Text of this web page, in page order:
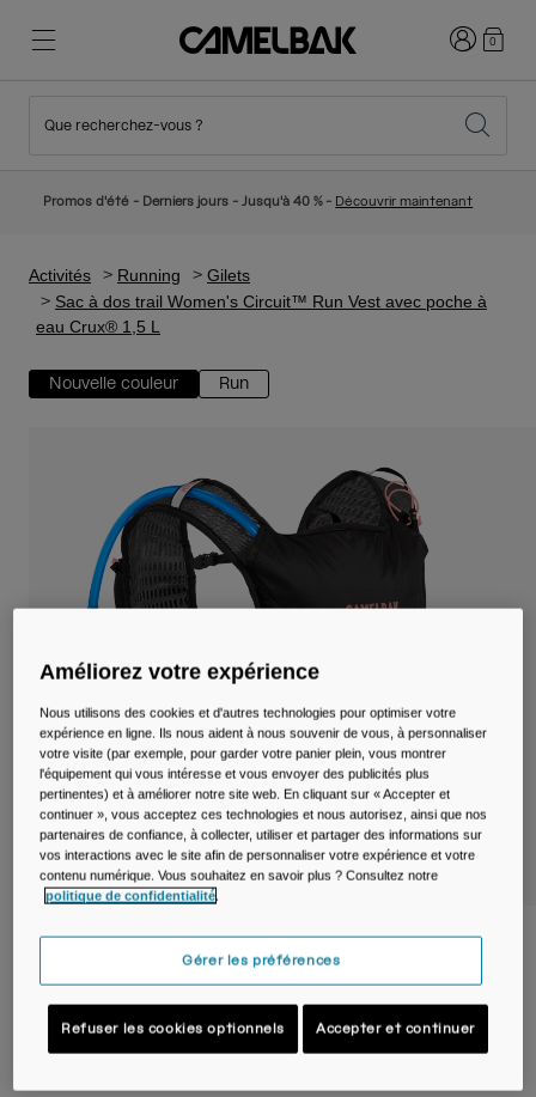
Nouveautés
Gilets Hydratation
Gourdes
Mugs et Gobelets
Réservoirs
Accessoires
Tout Voir
Randonnée
Voyages et style de vie
Abandonner le tout Jetable
Nos Partenaires
Connexion
0
Que recherchez-vous ?
Promos d'été - Derniers jours - Jusqu'à 40 % - Découvrir maintenant
Activités Running
Gilets
Sac à dos trail Women's Circuit™ Run Vest avec poche à
eau Crux® 1,5 L
Nouvelle couleur Run
Sac à dos trail Women's Circuit™ Run Vest
avec poche à eau Crux® 1,5 L
Article n° 38771-001-OS
Améliorez votre expérience
Nous utilisons des cookies et d'autres technologies pour optimiser votre
expérience en ligne. Ils nous aident à nous souvenir de vous, à personnaliser
votre visite (par exemple, pour garder votre panier plein, vous montrer
l'équipement qui vous intéresse et vous envoyer des publicités plus
pertinentes) et à améliorer notre site web. En cliquant sur « Accepter et
continuer », vous acceptez ces technologies et nous autorisez, ainsi que nos
partenaires de confiance, à collecter, utiliser et partager des informations sur
vos interactions avec le site afin de personnaliser votre expérience et votre
contenu numérique. Vous souhaitez en savoir plus ? Consultez notre
politique de confidentialité.
Gérer les préférences
Refuser les cookies optionnels Accepter et continuer